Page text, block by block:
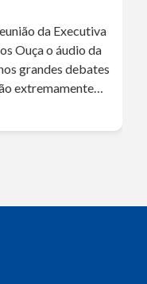
da Executiva
Ouça o áudio da
grandes debates
extremamente…